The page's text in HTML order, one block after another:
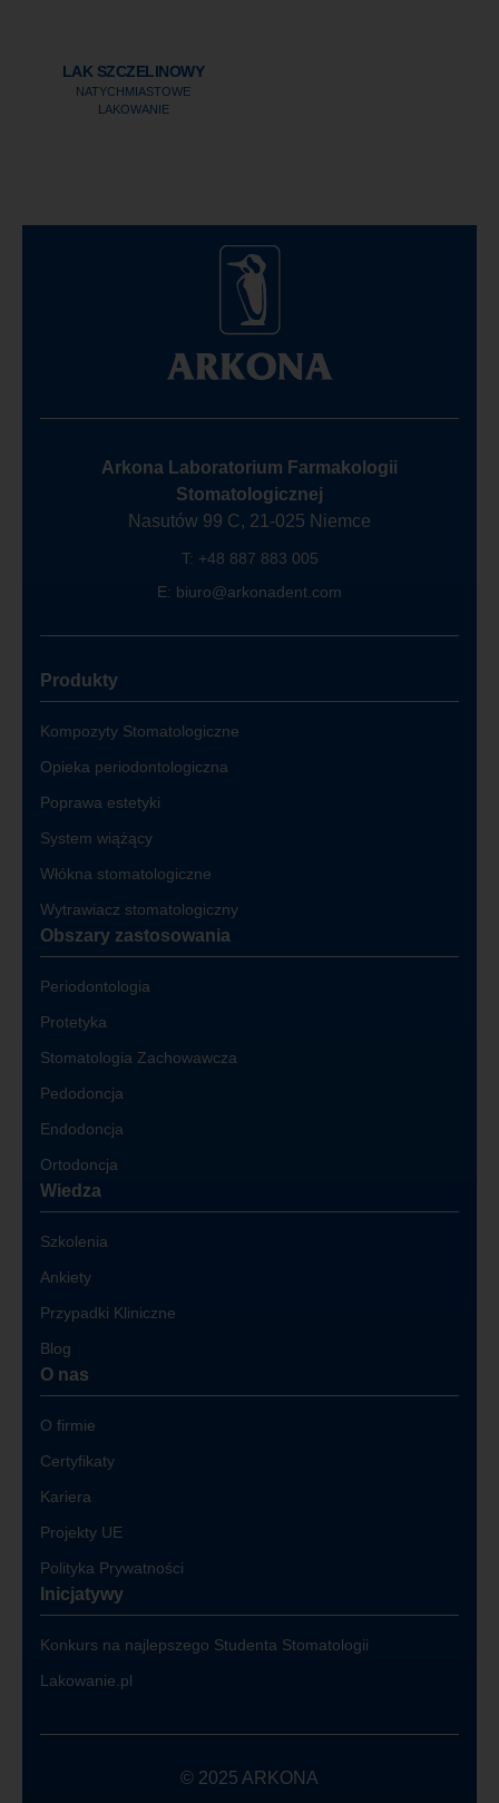
LAK SZCZELINOWY
NATYCHMIASTOWE
LAKOWANIE
Arkona Laboratorium Farmakologii
Stomatologicznej
Nasutów 99 C, 21-025 Niemce
T: +48 887 883 005
E: biuro@arkonadent.com
Produkty
Kompozyty Stomatologiczne
Opieka periodontologiczna
Poprawa estetyki
System wiążący
Włókna stomatologiczne
Wytrawiacz stomatologiczny
Obszary zastosowania
Periodontologia
Protetyka
Stomatologia Zachowawcza
Pedodoncja
Endodoncja
Ortodoncja
Wiedza
Szkolenia
Ankiety
Przypadki Kliniczne
Blog
O nas
O firmie
Certyfikaty
Kariera
Projekty UE
Polityka Prywatności
Inicjatywy
Konkurs na najlepszego Studenta Stomatologii
Lakowanie.pl
© 2025 ARKONA